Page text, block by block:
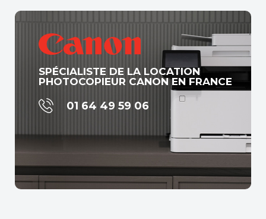
SPÉCIALISTE DE LA LOCATION
PHOTOCOPIEUR CANON EN FRANCE
01 64 49 59 06